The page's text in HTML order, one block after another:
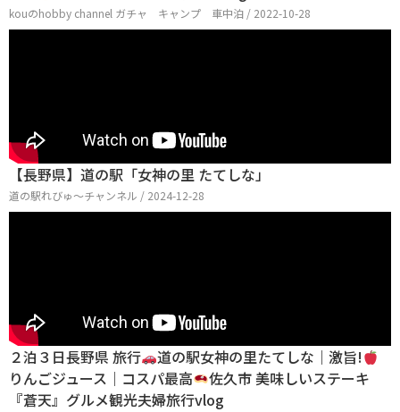
kouのhobby channel ガチャ キャンプ 車中泊 / 2022-10-28
【長野県】道の駅「女神の里 たてしな」
道の駅れびゅ〜チャンネル / 2024-12-28
２泊３日長野県 旅行
道の駅女神の里たてしな｜激旨!
りんごジュース｜コスパ最高
佐久市 美味しいステーキ
『蒼天』グルメ観光夫婦旅行vlog